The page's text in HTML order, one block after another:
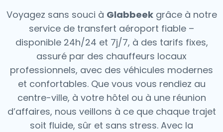
Voyagez sans souci à Glabbeekgrâce à notre
service de transfert aéroport fiable –
disponible 24h/24 et 7j/7, à des tarifs fixes,
assuré par des chauffeurs locaux
professionnels, avec des véhicules modernes
et confortables. Que vous vous rendiez au
centre-ville, à votre hôtel ou à une réunion
d’affaires, nous veillons à ce que chaque trajet
soit fluide, sûr et sans stress. Avec la